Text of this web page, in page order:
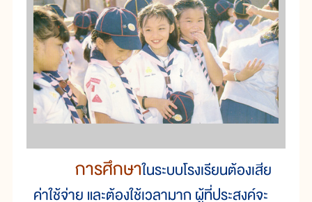
การศึกษาในระบบโรงเรียนต้องเสีย
ค่าใช้จ่าย และต้องใช้เวลามาก ผู้ที่ประสงค์จะ